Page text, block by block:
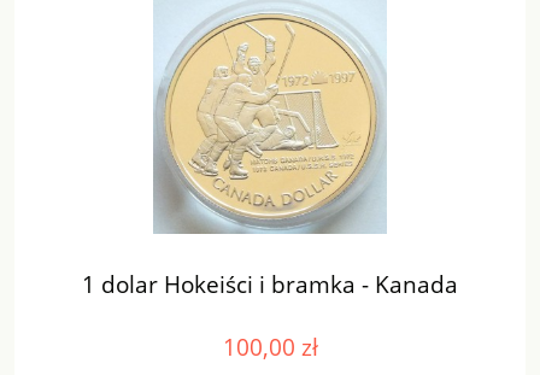
1 dolar Hokeiści i bramka - Kanada
100,00 zł